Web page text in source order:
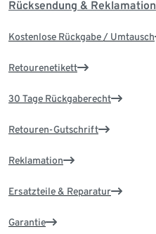
Rücksendung & Reklamation
Kostenlose Rückgabe / Umtausch
Retourenetikett
30 Tage Rückgaberecht
Retouren-Gutschrift
Reklamation
Ersatzteile & Reparatur
Garantie